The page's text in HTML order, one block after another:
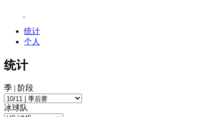
统计
个人
统计
季 | 阶段
冰球队